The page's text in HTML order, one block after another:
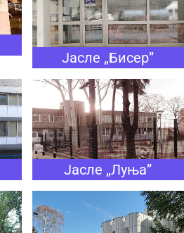
Јасле „Бисер”
Јасле „Луња”